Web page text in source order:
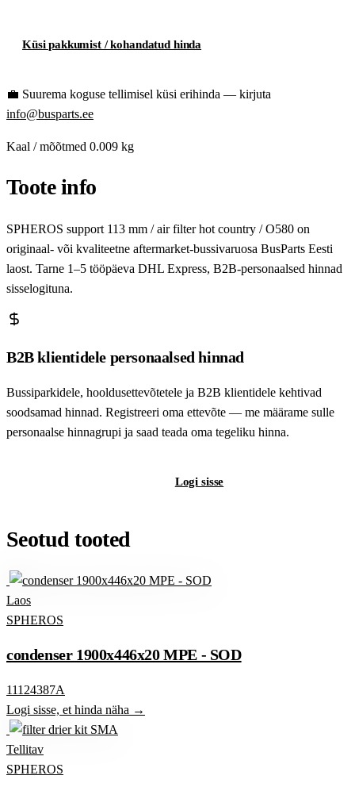
Küsi pakkumist / kohandatud hinda
💼 Suurema koguse tellimisel küsi erihinda — kirjuta
info@busparts.ee
Kaal / mõõtmed 0.009 kg
Toote info
SPHEROS support 113 mm / air filter hot country / O580 on
originaal- või kvaliteetne aftermarket-bussivaruosa BusParts Eesti
laost. Tarne 1–5 tööpäeva DHL Express, B2B-personaalsed hinnad
sisselogituna.
B2B klientidele personaalsed hinnad
Bussiparkidele, hooldusettevõtetele ja B2B klientidele kehtivad
soodsamad hinnad. Registreeri oma ettevõte — me määrame sulle
personaalse hinnagrupi ja saad teada oma tegeliku hinna.
Logi sisse
Seotud tooted
Laos
SPHEROS
condenser 1900x446x20 MPE - SOD
11124387A
Logi sisse, et hinda näha →
Tellitav
SPHEROS